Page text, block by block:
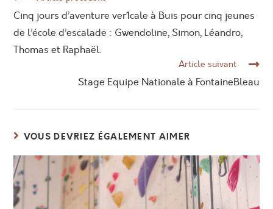
Cinq jours d’aventure ver1cale à Buis pour cinq jeunes
de l’école d’escalade : Gwendoline, Simon, Léandro,
Thomas et Raphaël.
Article suivant
Stage Equipe Nationale à FontaineBleau
VOUS DEVRIEZ ÉGALEMENT AIMER